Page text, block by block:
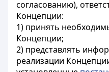
согласованию),
Концепции:
1) принять
Концепции;
2) представлять
реализации